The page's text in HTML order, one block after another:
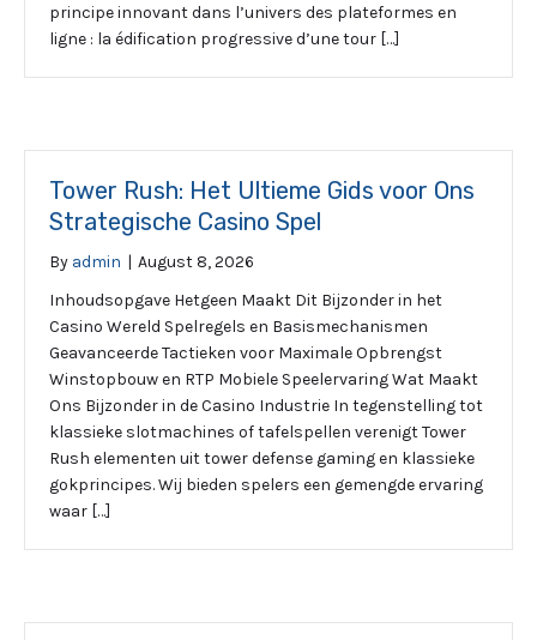
principe innovant dans l’univers des plateformes en
ligne : la édification progressive d’une tour […]
Tower Rush: Het Ultieme Gids voor Ons
Strategische Casino Spel
By admin | August 8, 2026
Inhoudsopgave Hetgeen Maakt Dit Bijzonder in het
Casino Wereld Spelregels en Basismechanismen
Geavanceerde Tactieken voor Maximale Opbrengst
Winstopbouw en RTP Mobiele Speelervaring Wat Maakt
Ons Bijzonder in de Casino Industrie In tegenstelling tot
klassieke slotmachines of tafelspellen verenigt Tower
Rush elementen uit tower defense gaming en klassieke
gokprincipes. Wij bieden spelers een gemengde ervaring
waar […]